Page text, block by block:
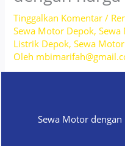
Tinggalkan Komentar /
Sewa Motor Depok,
Listrik Depok,Sewa
Oleh
Sewa Motor